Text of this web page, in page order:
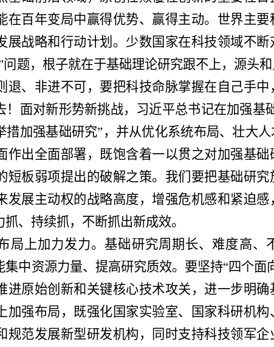
在百年变局中赢得优势、赢得主动。世界主
展战略和行动计划。少数国家在科技领域不断
问题，根子就在于基础理论研究跟不上，源头
退、非进不可，要把科技命脉掌握在自己手中
！面对新形势新挑战，习近平总书记在加强基
措加强基础研究”，并从优化系统布局、壮大人
作出全面部署，既饱含着一以贯之对加强基
短板弱项提出的破解之策。我们要把基础研
发展主动权的战略高度，增强危机感和紧迫
、持续抓，不断抓出新成效。
局上加力发力。基础研究周期长、难度高、
集中资源力量、提高研究质效。要坚持“四个面
进原始创新和关键核心技术攻关，进一步明
加强布局，既强化国家实验室、国家科研机
规范发展新型研发机构，同时支持科技领军企